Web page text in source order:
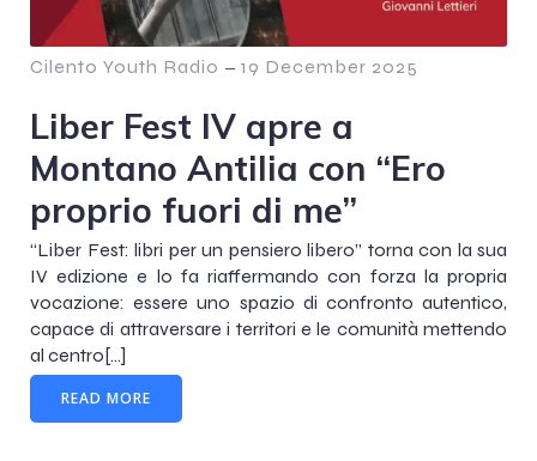
Cilento Youth Radio – 19 December 2025
Liber Fest IV apre a
Montano Antilia con “Ero
proprio fuori di me”
“Liber Fest: libri per un pensiero libero” torna con la sua
IV edizione e lo fa riaffermando con forza la propria
vocazione: essere uno spazio di confronto autentico,
capace di attraversare i territori e le comunità mettendo
al centro[…]
READ MORE